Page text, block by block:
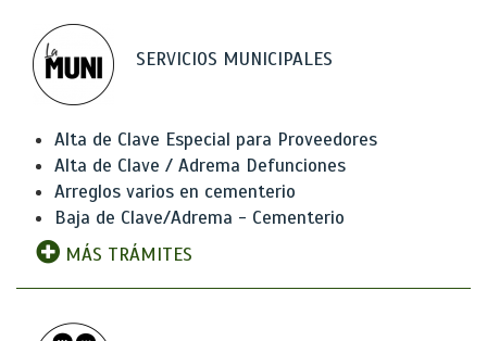
SERVICIOS MUNICIPALES
Alta de Clave Especial para Proveedores
Alta de Clave / Adrema Defunciones
Arreglos varios en cementerio
Baja de Clave/Adrema - Cementerio
MÁS TRÁMITES